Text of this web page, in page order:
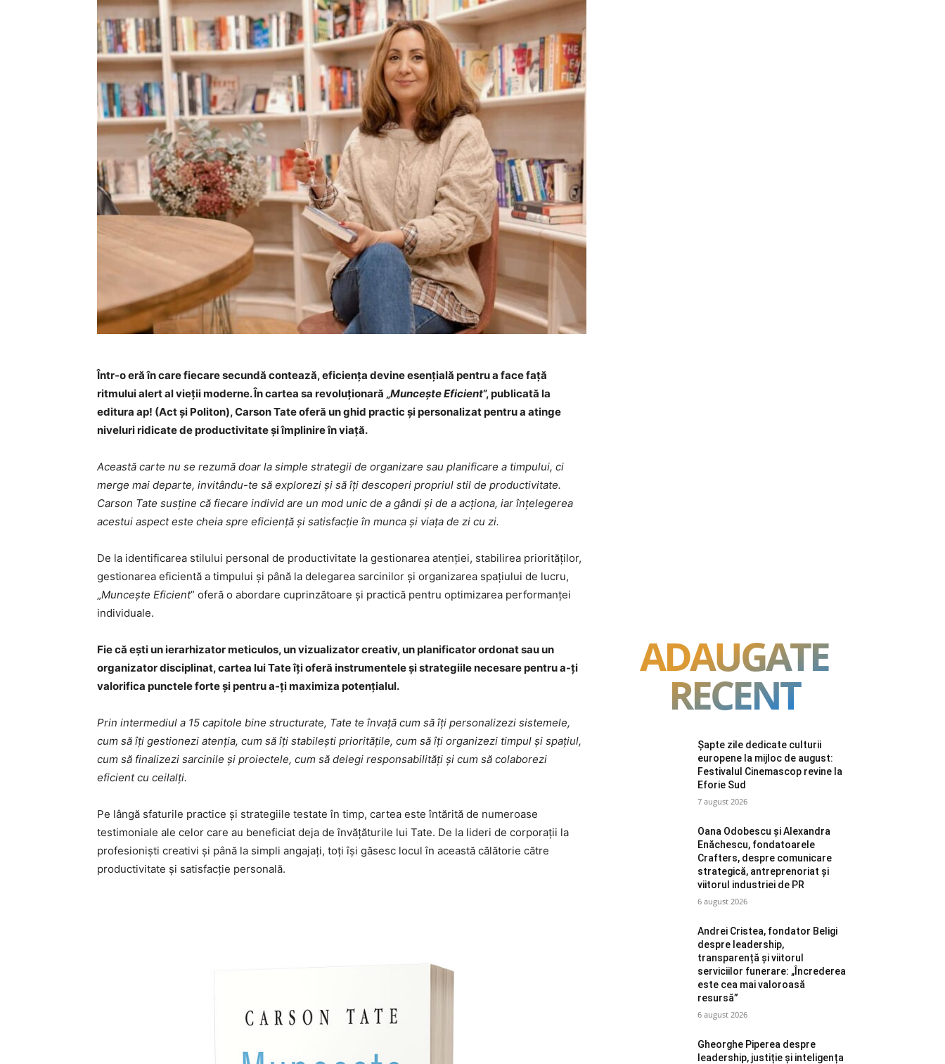
Într-o eră în care fiecare secundă contează, eficiența devine esențială pentru a face față
ritmului alert al vieții moderne. În cartea sa revoluționară „Muncește Eficient”, publicată la
editura ap! (Act și Politon), Carson Tate oferă un ghid practic și personalizat pentru a atinge
niveluri ridicate de productivitate și împlinire în viață.
Această carte nu se rezumă doar la simple strategii de organizare sau planificare a timpului, ci
merge mai departe, invitându-te să explorezi și să îți descoperi propriul stil de productivitate.
Carson Tate susține că fiecare individ are un mod unic de a gândi și de a acționa, iar înțelegerea
acestui aspect este cheia spre eficiență și satisfacție în munca și viața de zi cu zi.
De la identificarea stilului personal de productivitate la gestionarea atenției, stabilirea priorităților,
gestionarea eficientă a timpului și până la delegarea sarcinilor și organizarea spațiului de lucru,
„Muncește Eficient” oferă o abordare cuprinzătoare și practică pentru optimizarea performanței
individuale.
Fie că ești un ierarhizator meticulos, un vizualizator creativ, un planificator ordonat sau un
organizator disciplinat, cartea lui Tate îți oferă instrumentele și strategiile necesare pentru a-ți
valorifica punctele forte și pentru a-ți maximiza potențialul.
Prin intermediul a 15 capitole bine structurate, Tate te învață cum să îți personalizezi sistemele,
cum să îți gestionezi atenția, cum să îți stabilești prioritățile, cum să îți organizezi timpul și spațiul,
cum să finalizezi sarcinile și proiectele, cum să delegi responsabilități și cum să colaborezi
eficient cu ceilalți.
Pe lângă sfaturile practice și strategiile testate în timp, cartea este întărită de numeroase
testimoniale ale celor care au beneficiat deja de învățăturile lui Tate. De la lideri de corporații la
profesioniști creativi și până la simpli angajați, toți își găsesc locul în această călătorie către
productivitate și satisfacție personală.
ADAUGATE
RECENT
Șapte zile dedicate culturii
europene la mijloc de august:
Festivalul Cinemascop revine la
Eforie Sud
7 august 2026
Oana Odobescu și Alexandra
Enăchescu, fondatoarele
Crafters, despre comunicare
strategică, antreprenoriat și
viitorul industriei de PR
6 august 2026
Andrei Cristea, fondator Beligi
despre leadership,
transparență și viitorul
serviciilor funerare: „Încrederea
este cea mai valoroasă
resursă”
6 august 2026
Gheorghe Piperea despre
leadership, justiție și inteligența